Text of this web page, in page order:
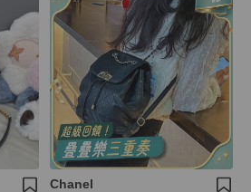
Chanel